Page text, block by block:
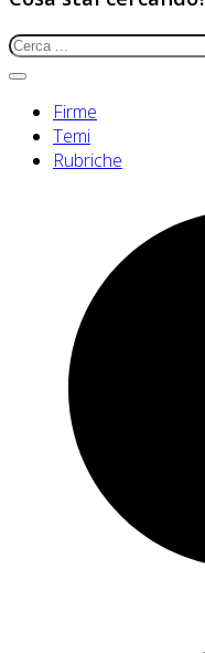
Firme
Temi
Rubriche